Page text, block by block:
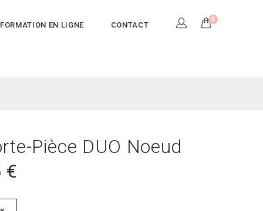
FORMATION EN LIGNE CONTACT
0
Pièce DUO Noeud
€